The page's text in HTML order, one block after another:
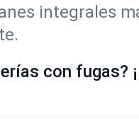
integrales
con fugas?